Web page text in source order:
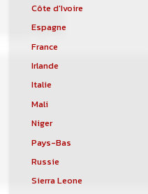
Côte d'Ivoire
Espagne
France
Irlande
Italie
Mali
Niger
Pays-Bas
Russie
Sierra Leone